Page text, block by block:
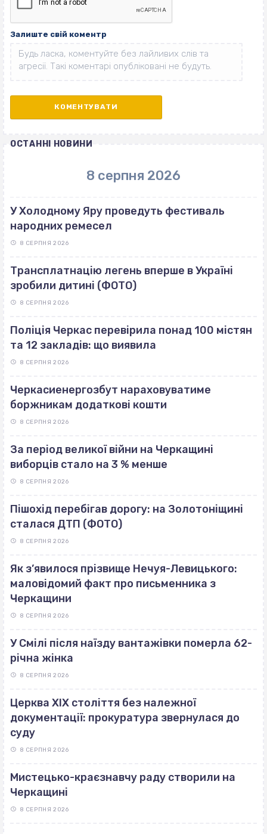
Залиште свій коментр
ОСТАННІ НОВИНИ
8 серпня 2026
У Холодному Яру проведуть фестиваль
народних ремесел
8 СЕРПНЯ 2026
Трансплатнацію легень вперше в Україні
зробили дитині (ФОТО)
8 СЕРПНЯ 2026
Поліція Черкас перевірила понад 100 містян
та 12 закладів: що виявила
8 СЕРПНЯ 2026
Черкасиенергозбут нараховуватиме
боржникам додаткові кошти
8 СЕРПНЯ 2026
За період великої війни на Черкащині
виборців стало на 3 % менше
8 СЕРПНЯ 2026
Пішохід перебігав дорогу: на Золотоніщині
сталася ДТП (ФОТО)
8 СЕРПНЯ 2026
Як з’явилося прізвище Нечуя-Левицького:
маловідомий факт про письменника з
Черкащини
8 СЕРПНЯ 2026
У Смілі після наїзду вантажівки померла 62-
річна жінка
8 СЕРПНЯ 2026
Церква ХІХ століття без належної
документації: прокуратура звернулася до
суду
8 СЕРПНЯ 2026
Мистецько-краєзнавчу раду створили на
Черкащині
8 СЕРПНЯ 2026